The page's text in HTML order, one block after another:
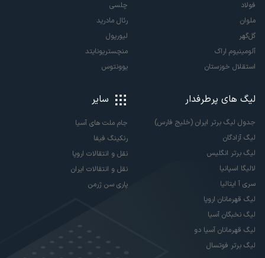
فولاد
ملوان
گل‌گهر
آلومینیوم اراک
استقلال خوزستان
چلسی
رئال مادرید
لیورپول
منچستریونایتد
یوونتوس
لیگ های پرطرفدار
جدول لیگ برتر ایران (خلیج فارس)
لیگ آزادگان
لیگ برتر انگلیس
لالیگا اسپانیا
سری آ ایتالیا
لیگ قهرمانان اروپا
لیگ نخبگان آسیا
لیگ قهرمانان آسیا دو
لیگ برتر فوتسال
سایر
جام ملت های آسیا
رنکینگ فیفا
نقل و انتقالات اروپا
نقل و انتقالات ایران
پاری سن ژرمن